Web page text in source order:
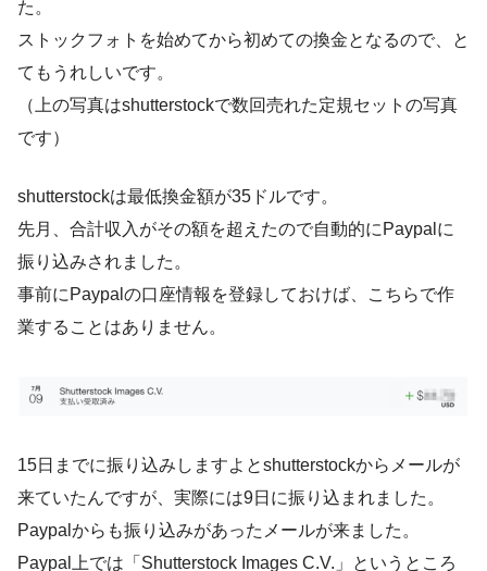
た。
ストックフォトを始めてから初めての換金となるので、と
てもうれしいです。
（上の写真はshutterstockで数回売れた定規セットの写真
です）
shutterstockは最低換金額が35ドルです。
先月、合計収入がその額を超えたので自動的にPaypalに
振り込みされました。
事前にPaypalの口座情報を登録しておけば、こちらで作
業することはありません。
15日までに振り込みしますよとshutterstockからメールが
来ていたんですが、実際には9日に振り込まれました。
Paypalからも振り込みがあったメールが来ました。
Paypal上では「Shutterstock Images C.V.」というところ